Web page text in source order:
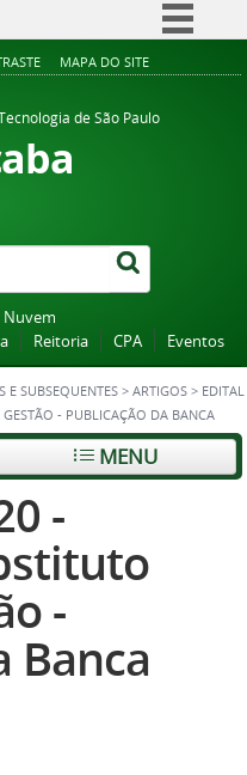
Simplifique!
Acesso à informação
Canais
MAPA DO SITE
de São Paulo
Nuvem
Reitoria CPA Eventos
E SUBSEQUENTES > ARTIGOS > EDITAL
- PUBLICAÇÃO DA BANCA
MENU
-
-
Banca